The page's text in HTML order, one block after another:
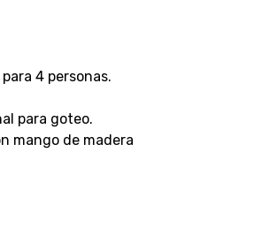
4 personas.
para goteo.
mango de madera